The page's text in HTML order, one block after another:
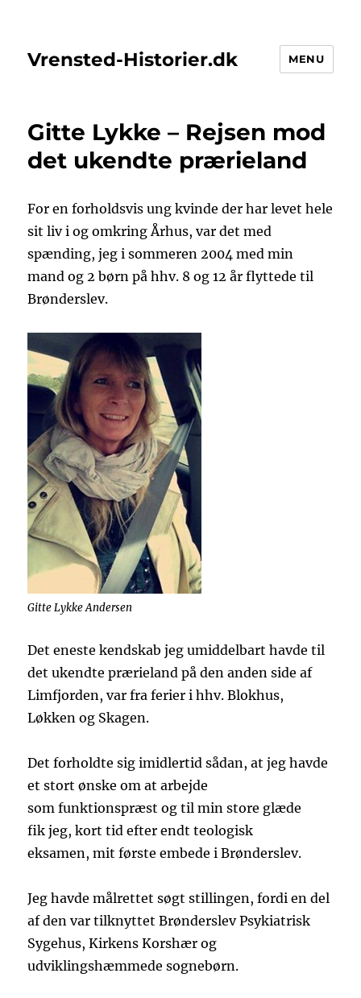
Vrensted-Historier.dk MENU
Gitte Lykke – Rejsen mod
det ukendte prærieland
For en forholdsvis ung kvinde der har levet hele
sit liv i og omkring Århus, var det med
spænding, jeg i sommeren 2004 med min
mand og 2 børn på hhv. 8 og 12 år flyttede til
Brønderslev.
Gitte Lykke Andersen
Det eneste kendskab jeg umiddelbart havde til
det ukendte prærieland på den anden side af
Limfjorden, var fra ferier i hhv. Blokhus,
Løkken og Skagen.
Det forholdte sig imidlertid sådan, at jeg havde
et stort ønske om at arbejde
som funktionspræst og til min store glæde
fik jeg, kort tid efter endt teologisk
eksamen, mit første embede i Brønderslev.
Jeg havde målrettet søgt stillingen, fordi en del
af den var tilknyttet Brønderslev Psykiatrisk
Sygehus, Kirkens Korshær og
udviklingshæmmede sognebørn.